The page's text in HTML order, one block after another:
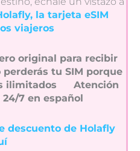
la tarjeta eSIM
viajeros
original para recibir
perderás tu SIM porque
ilimitados
Atención
7 en español
descuento de Holafly